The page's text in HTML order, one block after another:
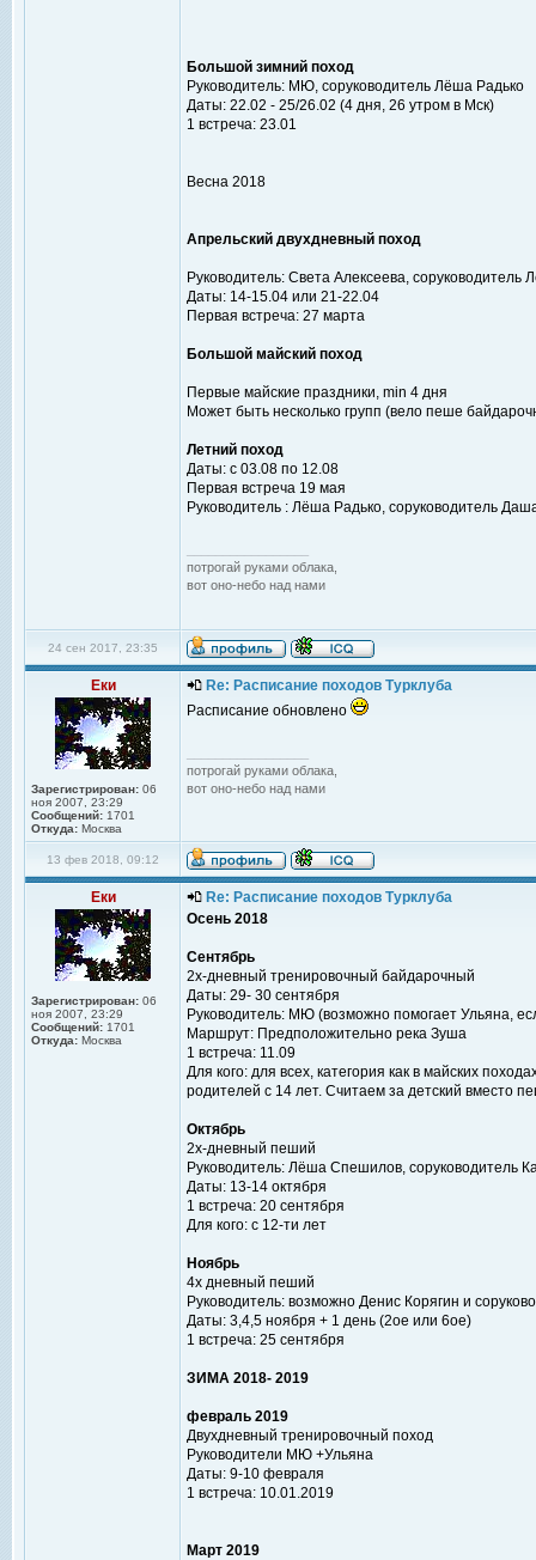
Большой зимний поход
Руководитель: МЮ, соруководитель Лёша Радько
Даты: 22.02 - 25/26.02 (4 дня, 26 утром в Мск)
1 встреча: 23.01
Весна 2018
Апрельский двухдневный поход
Руководитель: Света Алексеева,
Даты: 14-15.04 или 21-22.04
Первая встреча: 27 марта
Большой майский поход
Первые майские праздники, min 4 дня
Может быть несколько групп (вело пеше
Летний поход
Даты: с 03.08 по 12.08
Первая встреча 19 мая
Руководитель : Лёша Радько, соруководитель
потрогай руками облака,
вот оно-небо над нами
24 сен 2017, 23:35
Еки
Зарегистрирован: 06
ноя 2007, 23:29
Сообщений: 1701
Откуда: Москва
Re: Расписание походов Турклуба
Расписание обновлено
потрогай руками облака,
вот оно-небо над нами
13 фев 2018, 09:12
Еки
Зарегистрирован: 06
ноя 2007, 23:29
Сообщений: 1701
Откуда: Москва
Re: Расписание походов Турклуба
Осень 2018
Сентябрь
2х-дневный тренировочный байдарочный
Даты: 29- 30 сентября
Руководитель: МЮ (возможно помогает Ульяна,
Маршрут: Предположительно река Зуша
1 встреча: 11.09
Для кого: для всех, категория как в майских
родителей с 14 лет. Считаем за детский вместо
Октябрь
2х-дневный пеший
Руководитель: Лёша Спешилов, соруководитель
Даты: 13-14 октября
1 встреча: 20 сентября
Для кого: с 12-ти лет
Ноябрь
4х дневный пеший
Руководитель: возможно Денис Корягин и
Даты: 3,4,5 ноября + 1 день (2ое или 6ое)
1 встреча: 25 сентября
ЗИМА 2018- 2019
февраль 2019
Двухдневный тренировочный поход
Руководители МЮ +Ульяна
Даты: 9-10 февраля
1 встреча: 10.01.2019
Март 2019